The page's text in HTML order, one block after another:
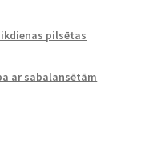
pilsētas
ar sabalansētām